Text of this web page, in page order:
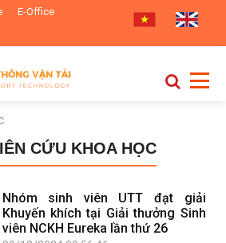
E-Office
CỨU KHOA HỌC
Nhóm sinh viên UTT đạt giải
Khuyến khích tại Giải thưởng Sinh
viên NCKH Eureka lần thứ 26